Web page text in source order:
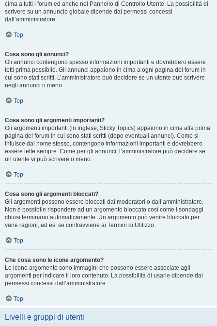
cima a tutti i forum ed anche nel Pannello di Controllo Utente. La possibilità di
scrivere su un annuncio globale dipende dai permessi concessi
dall’amministratore.
Top
Cosa sono gli annunci?
Gli annunci contengono spesso informazioni importanti e dovrebbero essere
letti prima possibile. Gli annunci appaiono in cima a ogni pagina del forum in
cui sono stati scritti. L’amministratore può decidere se un utente può scrivere
negli annunci o meno.
Top
Cosa sono gli argomenti importanti?
Gli argomenti importanti (in inglese, Sticky Topics) appaiono in cima alla prima
pagina del forum in cui sono stati scritti (dopo eventuali annunci). Come si
intuisce dal nome stesso, contengono informazioni importanti e dovrebbero
essere lette sempre. Come per gli annunci, l’amministratore può decidere se
un utente vi può scrivere o meno.
Top
Cosa sono gli argomenti bloccati?
Gli argomenti possono essere bloccati dai moderatori o dall’amministratore.
Non è possibile rispondere ad un argomento bloccato così come i sondaggi
chiusi terminano automaticamente. Un argomento può venire bloccato per
varie ragioni, ad es. se contravviene ai Termini di Utilizzo.
Top
Che cosa sono le icone argomento?
Le icone argomento sono immagini che possono essere associate agli
argomenti per indicare il loro contenuto. La possibilità di usarle dipende dai
permessi concessi dall’amministratore.
Top
Livelli e gruppi di utenti